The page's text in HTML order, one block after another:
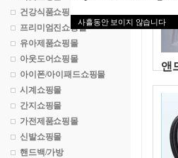
사흘동안 보이지 않습니다
건강식품쇼핑몰
프리미엄진쇼핑몰
유아제품쇼핑몰
아웃도어쇼핑몰
아이폰/아이패드쇼핑몰
시계쇼핑몰
간지쇼핑몰
가전제품쇼핑몰
신발쇼핑몰
핸드백/가방
앤